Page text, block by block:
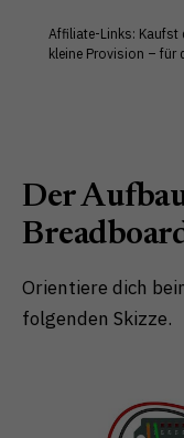
Affiliate-Links: Kaufst
kleine Provision – für
Der
Orientiere dich
folgenden Skizze.